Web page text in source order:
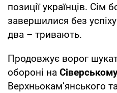
позиції українців. Сім
завершилися без
два – тривають.
Продовжує ворог
обороні на
Верхньокам’янського